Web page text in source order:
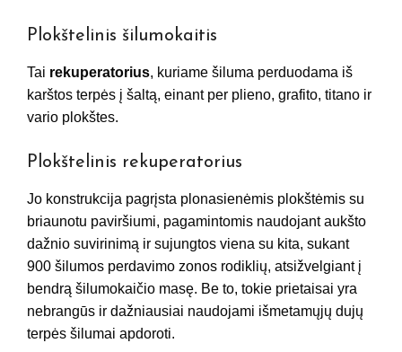
Plokštelinis šilumokaitis
Tai rekuperatorius, kuriame šiluma perduodama iš
karštos terpės į šaltą, einant per plieno, grafito, titano ir
vario plokštes.
Plokštelinis rekuperatorius
Jo konstrukcija pagrįsta plonasienėmis plokštėmis su
briaunotu paviršiumi, pagamintomis naudojant aukšto
dažnio suvirinimą ir sujungtos viena su kita, sukant
900 šilumos perdavimo zonos rodiklių, atsižvelgiant į
bendrą šilumokaičio masę. Be to, tokie prietaisai yra
nebrangūs ir dažniausiai naudojami išmetamųjų dujų
terpės šilumai apdoroti.